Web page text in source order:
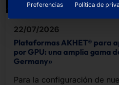
22/07/2026
Plataformas AKHET® para
por GPU: una amplia gama
Germany»
Para la configuración de
Preferencias Política de